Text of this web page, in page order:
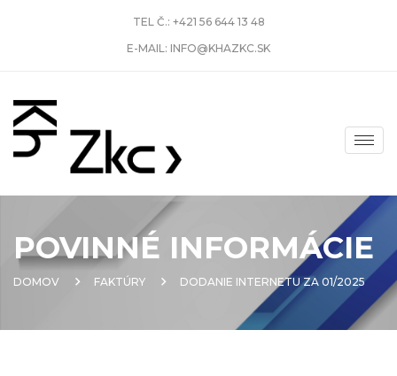
TEL Č.: +421 56 644 13 48
E-MAIL: INFO@KHAZKC.SK
POVINNÉ INFORMÁCIE
DOMOV FAKTÚRY DODANIE INTERNETU ZA 01/2025